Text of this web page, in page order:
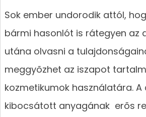
Sok ember undorodik attól,
bármi hasonlót is rátegyen az
utána olvasni a
meggyõzhet az iszapot
kozmetikumok használatára. A
kibocsátott anyagának erõs